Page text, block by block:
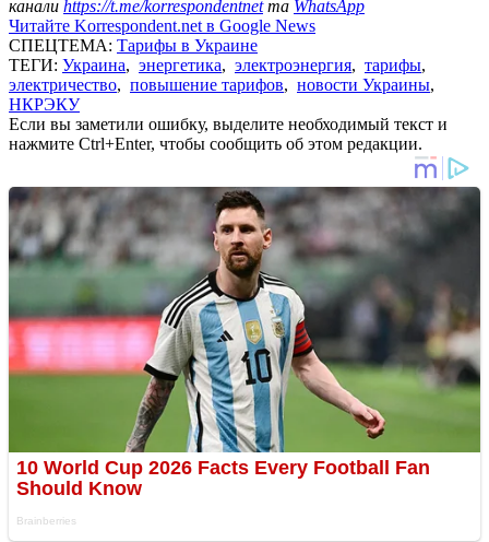
канали https://t.me/korrespondentnetта WhatsApp
Читайте Korrespondent.net в Google News
СПЕЦТЕМА: Тарифы в Украине
ТЕГИ: Украина, энергетика, электроэнергия, тарифы,
электричество, повышение тарифов, новости Украины,
НКРЭКУ
Если вы заметили ошибку, выделите необходимый текст и
нажмите Ctrl+Enter, чтобы сообщить об этом редакции.